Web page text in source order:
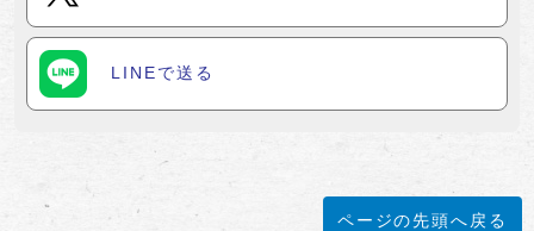
LINEで送る
ページの先頭へ戻る